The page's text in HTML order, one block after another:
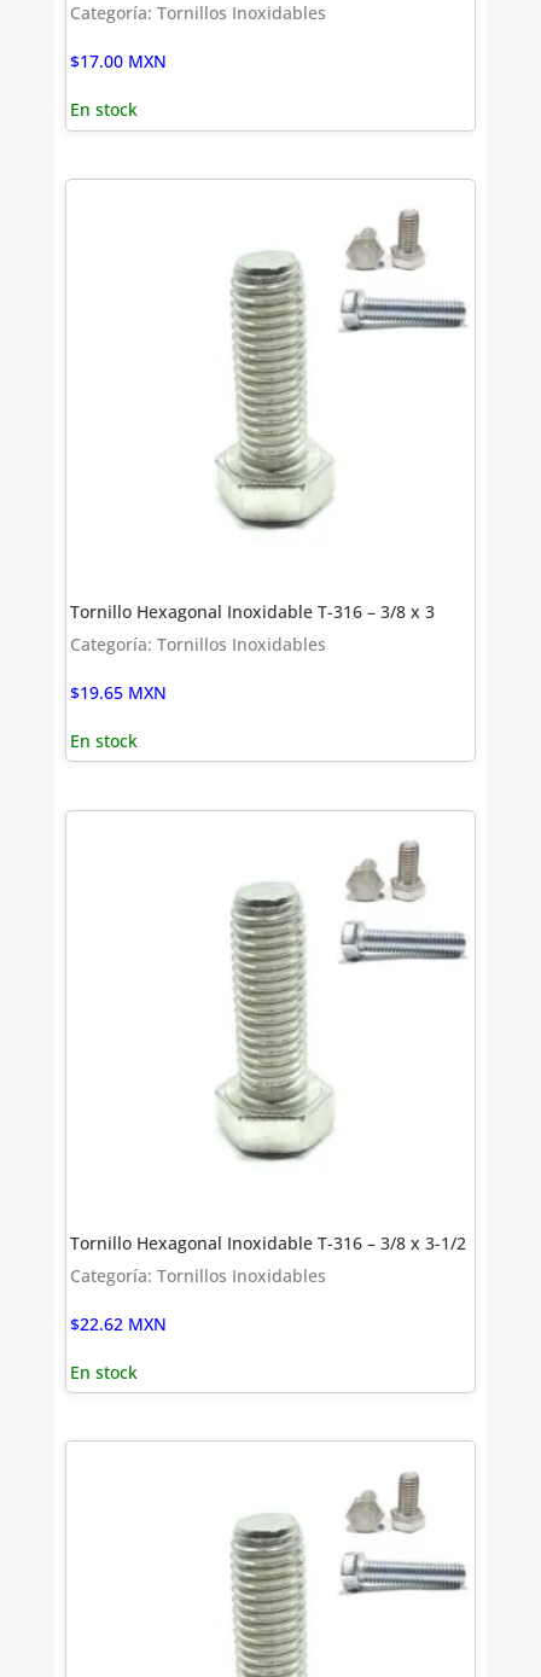
Categoría: Tornillos Inoxidables
$17.00 MXN
En stock
Tornillo Hexagonal Inoxidable T-316 – 3/8 x 3
Categoría: Tornillos Inoxidables
$19.65 MXN
En stock
Tornillo Hexagonal Inoxidable T-316 – 3/8 x 3-1/2
Categoría: Tornillos Inoxidables
$22.62 MXN
En stock